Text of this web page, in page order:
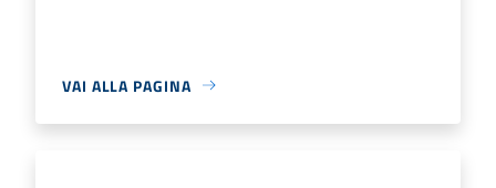
VAI ALLA PAGINA